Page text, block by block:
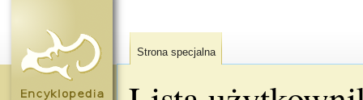
Strona specjalna